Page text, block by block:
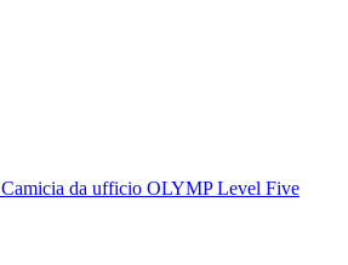
Camicia da ufficio OLYMP Level Five